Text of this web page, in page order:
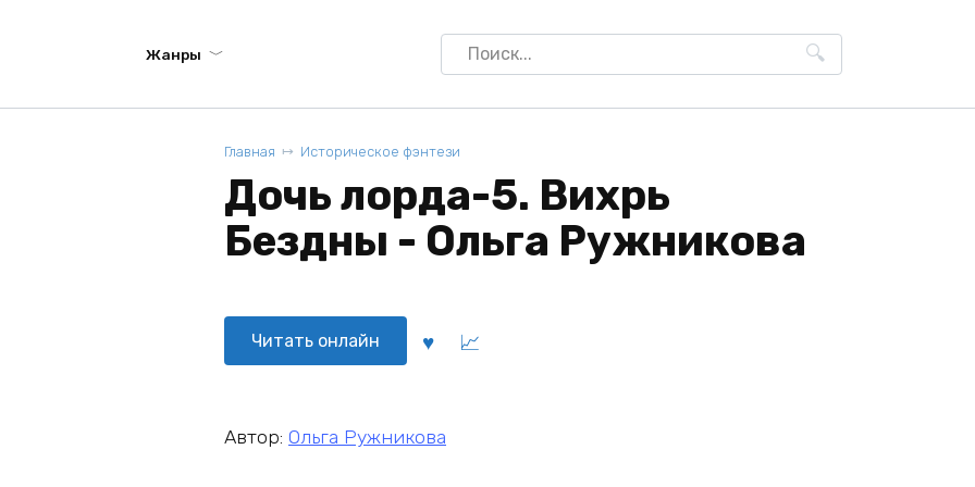
Жанры
Search
for:
Главная Историческое фэнтези
Дочь лорда-5. Вихрь
Бездны - Ольга Ружникова
Читать онлайн
Автор: Ольга Ружникова